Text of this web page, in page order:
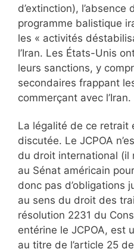
d’extinction), l’absence
programme balistique
les « activités
l’Iran. Les États-Unis
leurs sanctions, y
secondaires frappant
commerçant avec l’Iran.
La légalité de ce retrait
discutée. Le JCPOA
du droit international (il
au Sénat américain
donc pas d’obligations
au sens du droit des
résolution 2231 du
entérine le JCPOA, est
au titre de l’article 25